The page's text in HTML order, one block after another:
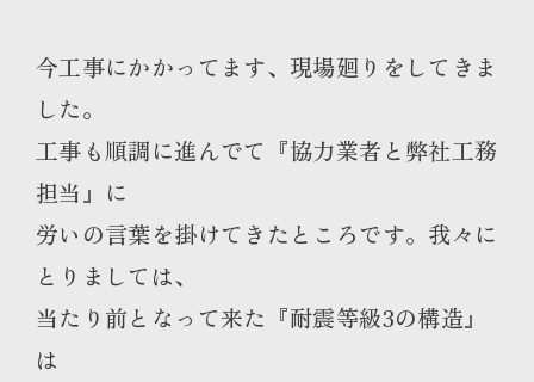
今工事にかかってます、現場廻りをしてきま
した。
工事も順調に進んでて『協力業者と弊社工務
担当』に
労いの言葉を掛けてきたところです。 我々に
とりましては、
当たり前となって来た『耐震等級3の構造』
は